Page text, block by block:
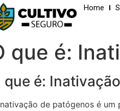
Home
que é:
que é:
de patógenos é um